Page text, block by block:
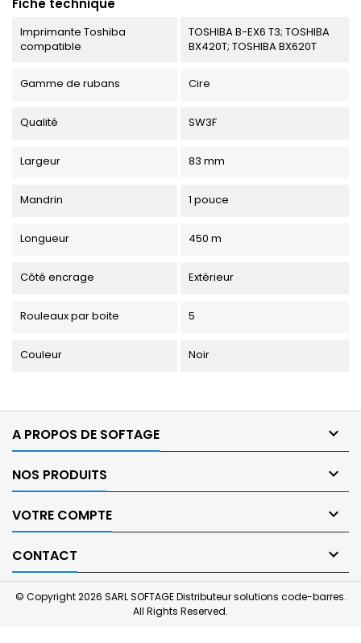
Fiche technique
Imprimante Toshiba
compatible
TOSHIBA B-EX6 T3; TOSHIBA
BX420T; TOSHIBA BX620T
Gamme de rubans Cire
Qualité SW3F
Largeur 83 mm
Mandrin 1 pouce
Longueur 450 m
Côté encrage Extérieur
Rouleaux par boite 5
Couleur Noir
A PROPOS DE SOFTAGE 
NOS PRODUITS 
VOTRE COMPTE 
CONTACT 
© Copyright 2026 SARL SOFTAGE Distributeur solutions code-barres.
All Rights Reserved.